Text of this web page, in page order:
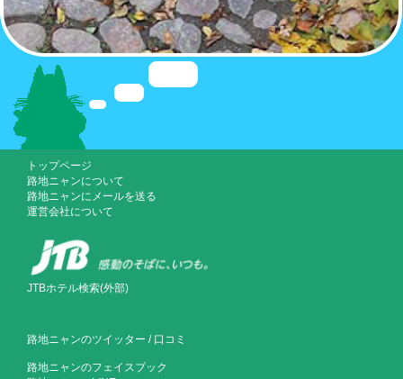
トップページ
路地ニャンについて
路地ニャンにメールを送る
運営会社について
JTBホテル検索(外部)
路地ニャンのツイッター / 口コミ
路地ニャンのフェイスブック